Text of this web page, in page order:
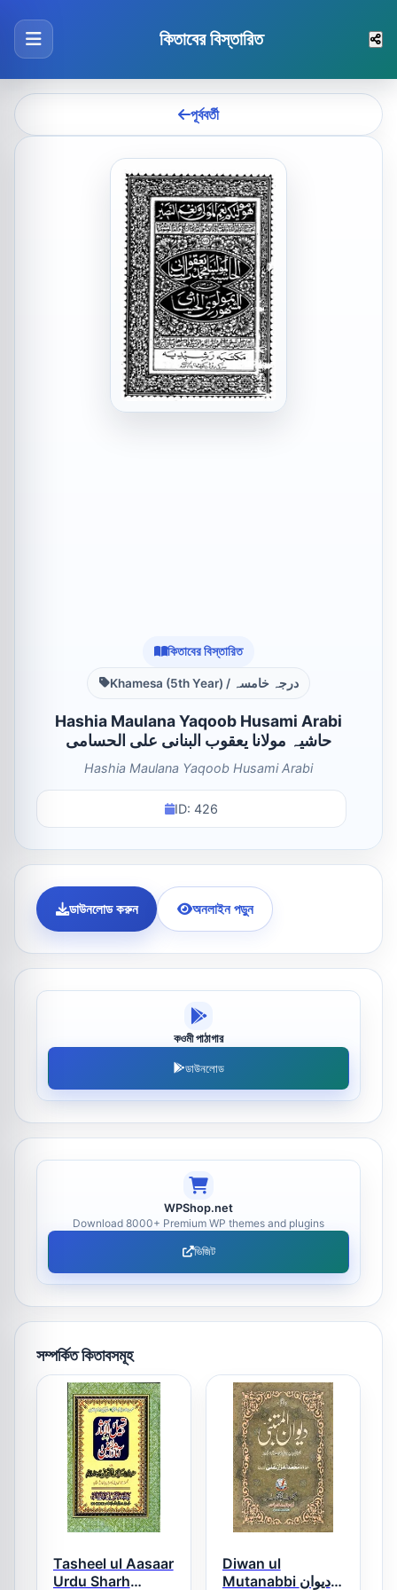
কিতাবের বিস্তারিত
পূর্ববর্তী
কিতাবের বিস্তারিত
Khamesa (5th Year) / درجہ خامسہ
Hashia Maulana Yaqoob Husami Arabi
حاشیہ مولانا یعقوب البنانی علی الحسامی
Hashia Maulana Yaqoob Husami Arabi
ID: 426
ডাউনলোড করুন অনলাইন পড়ুন
কওমী পাঠাগার
ডাউনলোড
WPShop.net
Download 8000+ Premium WP themes and plugins
ভিজিট
সম্পর্কিত কিতাবসমূহ
Tasheel ul Aasaar
Urdu Sharh
Diwan ul
Mutanabbi دیوان